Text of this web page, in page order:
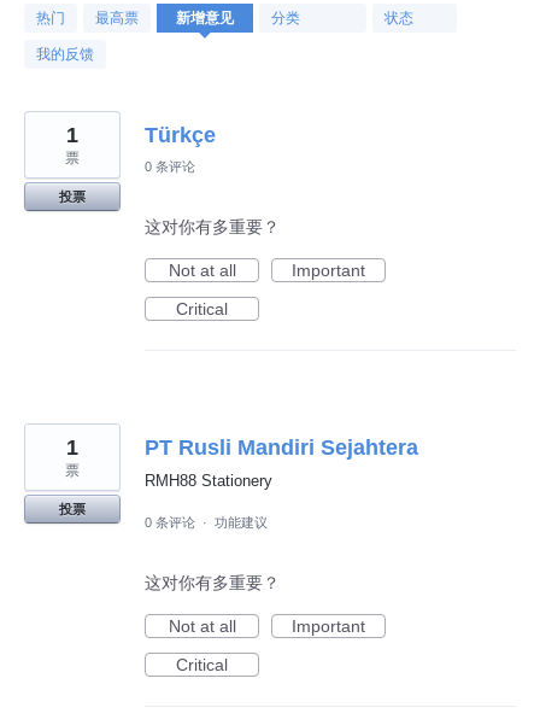
热门 最高票 新增意见 分类 状态
我的反馈
155
找
到
的
Türkçe
1
票
投票
0 条评论
这对你有多重要？
Not at all
Important
Critical
PT Rusli Mandiri Sejahtera
RMH88 Stationery
1
票
投票
0 条评论 · 功能建议
这对你有多重要？
Not at all
Important
Critical